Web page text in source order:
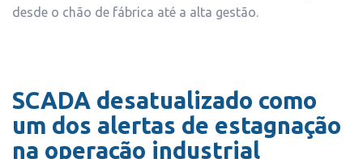
desde o chão de fábrica até a alta gestão.
SCADA desatualizado como
um dos alertas de estagnação
na operação industrial